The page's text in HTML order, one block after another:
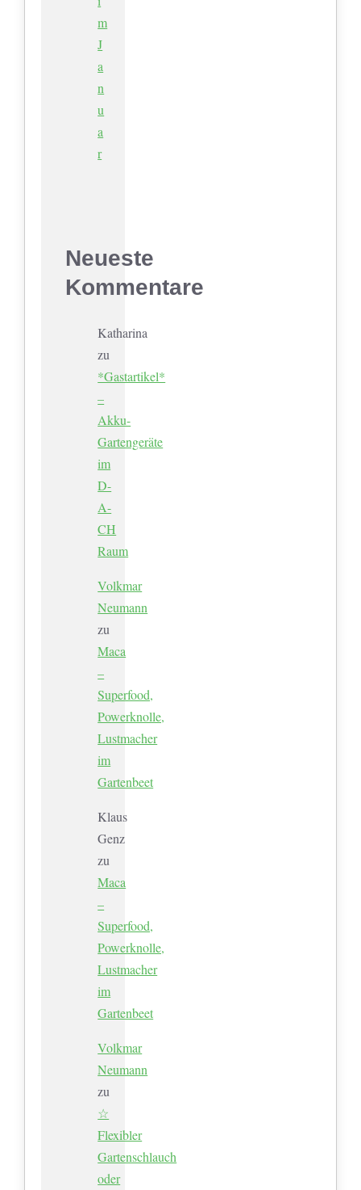
m
J
a
n
u
a
r
Neueste
Kommentare
Katharina
zu
*Gastartikel*
–
Akku-
Gartengeräte
im
D-
A-
CH
Raum
Volkmar
Neumann
zu
Maca
–
Superfood,
Powerknolle,
Lustmacher
im
Gartenbeet
Klaus
Genz
zu
Maca
–
Superfood,
Powerknolle,
Lustmacher
im
Gartenbeet
Volkmar
Neumann
zu
☆
Flexibler
Gartenschlauch
oder